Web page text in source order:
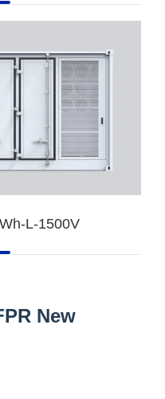
L-1500V
New